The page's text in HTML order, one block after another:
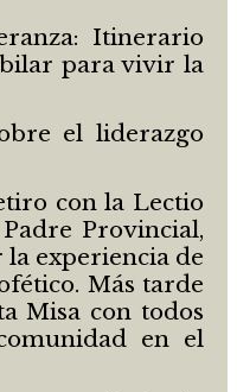
Itinerario
para vivir la
el liderazgo
con la Lectio
Provincial,
experiencia de
Más tarde
Misa con todos
en el